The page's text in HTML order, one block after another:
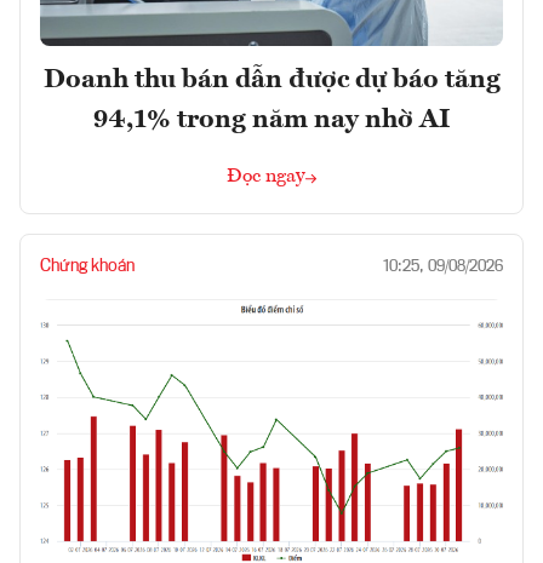
Doanh thu bán dẫn được dự báo tăng
94,1% trong năm nay nhờ AI
Đọc ngay
Chứng khoán 10:25, 09/08/2026